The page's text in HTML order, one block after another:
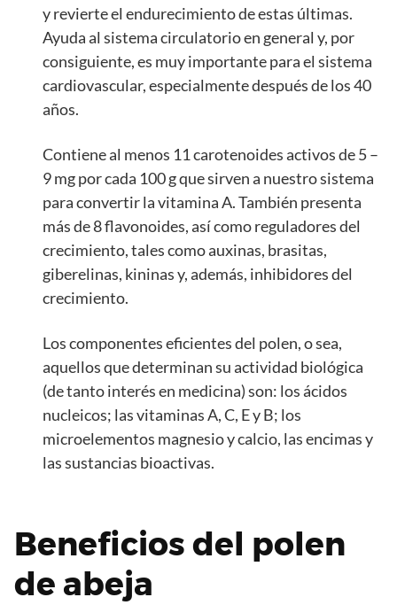
y revierte el endurecimiento de estas últimas.
Ayuda al sistema circulatorio en general y, por
consiguiente, es muy importante para el sistema
cardiovascular, especialmente después de los 40
años.
Contiene al menos 11 carotenoides activos de 5 –
9 mg por cada 100 g que sirven a nuestro sistema
para convertir la vitamina A. También presenta
más de 8 flavonoides, así como reguladores del
crecimiento, tales como auxinas, brasitas,
giberelinas, kininas y, además, inhibidores del
crecimiento.
Los componentes eficientes del polen, o sea,
aquellos que determinan su actividad biológica
(de tanto interés en medicina) son: los ácidos
nucleicos; las vitaminas A, C, E y B; los
microelementos magnesio y calcio, las encimas y
las sustancias bioactivas.
Beneficios del polen
de abeja